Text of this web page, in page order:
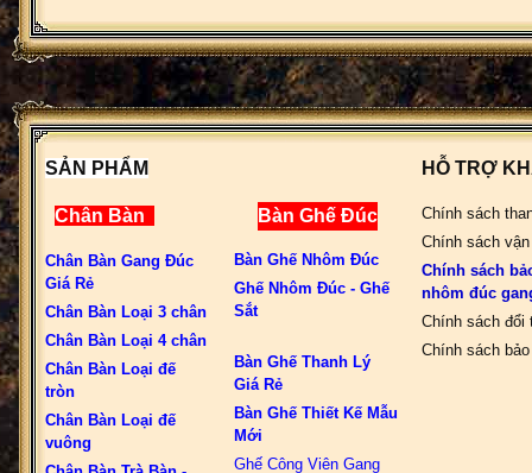
SẢN PHẨM
Chân Bàn
Chân Bàn Gang Đúc
Giá Rẻ
Chân Bàn Loại 3 chân
Chân Bàn Loại 4 chân
Chân Bàn Loại đế
tròn
Chân Bàn Loại đế
vuông
Bàn Ghế Đúc
Bàn Ghế Nhôm Đúc
Ghế Nhôm Đúc - Ghế
Sắt
Bàn Ghế Thanh Lý
Giá Rẻ
Bàn Ghế Thiết Kế Mẫu
Mới
Ghế Công Viên Gang
HỖ TRỢ
Chính sách
Chính sách
Chính sách
nhôm đúc
Chính sách đổi
Chính sách